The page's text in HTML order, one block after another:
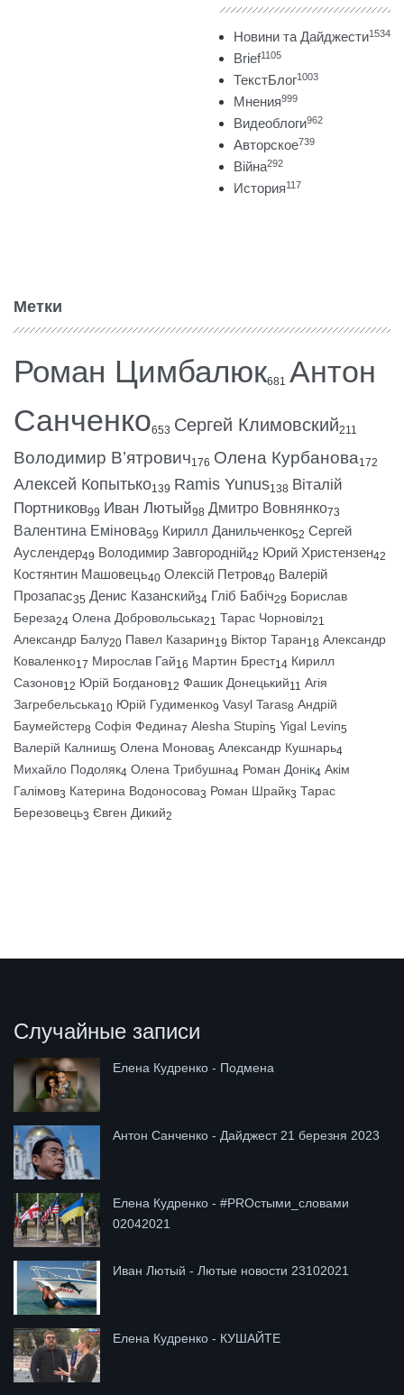
Новини та Дайджести1534
Brief1105
ТекстБлог1003
Мнения999
Видеоблоги962
Авторское739
Війна292
История117
Метки
Роман Цимбалюк681 Антон
Санченко653 Сергей Климовский211
Володимир В’ятрович176 Олена Курбанова172
Алексей Копытько139 Ramis Yunus138 Віталій
Портников99 Иван Лютый98 Дмитро Вовнянко73
Валентина Емінова59 Кирилл Данильченко52 Сергей
Ауслендер49 Володимир Завгородній42 Юрий Христензен42
Костянтин Машовець40 Олексій Петров40 Валерій
Прозапас35 Денис Казанский34 Гліб Бабіч29 Борислав
Береза24 Олена Добровольська21 Тарас Чорновіл21
Александр Балу20 Павел Казарин19 Віктор Таран18 Александр
Коваленко17 Мирослав Гай16 Мартин Брест14 Кирилл
Сазонов12 Юрій Богданов12 Фашик Донецький11 Агія
Загребельська10 Юрій Гудименко9 Vasyl Taras8 Андрій
Баумейстер8 Софія Федина7 Alesha Stupin5 Yigal Levin5
Валерій Калниш5 Олена Монова5 Александр Кушнарь4
Михайло Подоляк4 Олена Трибушна4 Роман Донік4 Акім
Галімов3 Катерина Водоносова3 Роман Шрайк3 Тарас
Березовець3 Євген Дикий2
Случайные записи
Елена Кудренко - Подмена
Антон Санченко - Дайджест 21 березня 2023
Елена Кудренко - #PROстыми_словами
02042021
Иван Лютый - Лютые новости 23102021
Елена Кудренко - КУШАЙТЕ